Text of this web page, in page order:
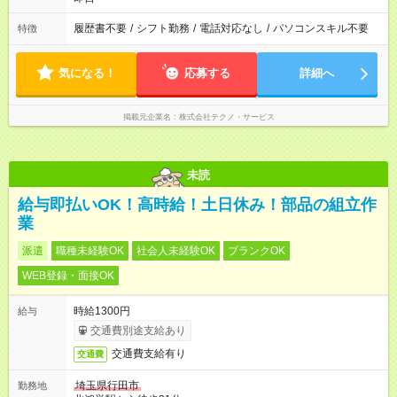
特徴 履歴書不要 / シフト勤務 / 電話対応なし / パソコンスキル不要
気になる！ 応募する 詳細へ
掲載元企業名 株式会社テクノ・サービス
未読
給与即払いOK！高時給！土日休み！部品の組立作
業
派遣 職種未経験OK 社会人未経験OK
ブランクOK
WEB登録・面接OK
給与
時給1300円
交通費別途支給あり
交通費 交通費支給有り
勤務地
埼玉県行田市